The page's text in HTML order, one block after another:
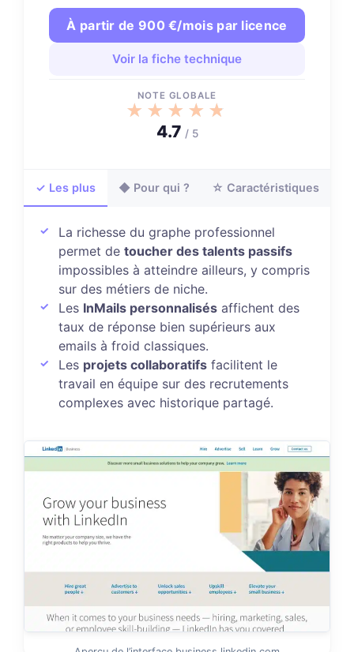
À partir de 900 €/mois par licence
Voir la fiche technique
NOTE GLOBALE
★★★★★
★★★★★
4.7 / 5
✓ Les plus ◆ Pour qui ? ☆ Caractéristiques
La richesse du graphe professionnel
permet de toucher des talents passifs
impossibles à atteindre ailleurs, y compris
sur des métiers de niche.
Les InMails personnalisés affichent des
taux de réponse bien supérieurs aux
emails à froid classiques.
Les projets collaboratifs facilitent le
travail en équipe sur des recrutements
complexes avec historique partagé.